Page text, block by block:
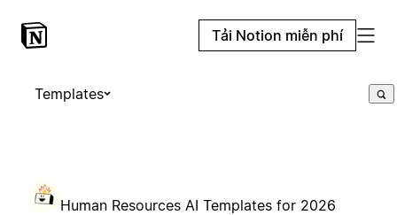
Tải Notion miễn phí
Templates
Human Resources AI Templates for 2026